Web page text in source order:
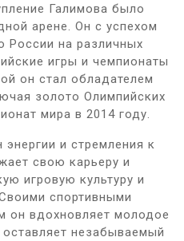
Галимова было
арене. Он с успехом
России на различных
игры и чемпионаты
он стал обладателем
золото Олимпийских
мира в 2014 году.
и стремления к
свою карьеру и
игровую культуру и
спортивными
он вдохновляет молодое
незабываемый